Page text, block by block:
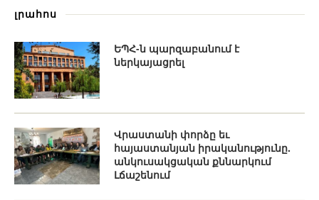
լրահոս
ԵՊՀ-ն պարզաբանում է
ներկայացրել
Վրաստանի փորձը եւ
հայաստանյան իրականությունը.
անկուսակցական քննարկում
Լճաշենում